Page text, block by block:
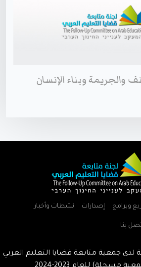
والجريمة وبناء الإنسان
وبرامج إصدارات نشطات وأخبار
بنا
جمعية متابعة قضايا التعليم العربي